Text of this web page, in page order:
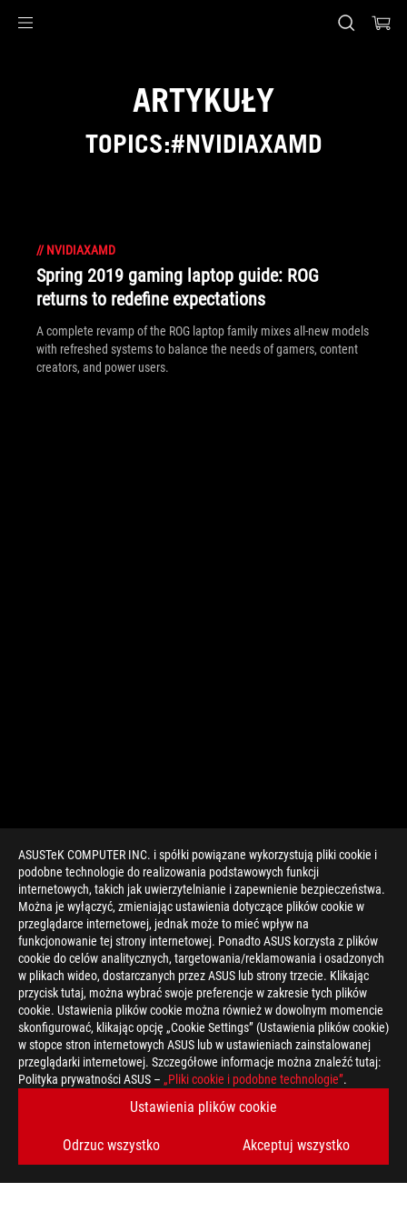
ASUSTeK COMPUTER INC. i spółki powiązane wykorzystują pliki cookie i
podobne technologie do realizowania podstawowych funkcji
internetowych, takich jak uwierzytelnianie i zapewnienie bezpieczeństwa.
Można je wyłączyć, zmieniając ustawienia dotyczące plików cookie w
przeglądarce internetowej, jednak może to mieć wpływ na
funkcjonowanie tej strony internetowej. Ponadto ASUS korzysta z plików
cookie do celów analitycznych, targetowania/reklamowania i osadzonych
w plikach wideo, dostarczanych przez ASUS lub strony trzecie. Klikając
przycisk tutaj, można wybrać swoje preferencje w zakresie tych plików
cookie. Ustawienia plików cookie można również w dowolnym momencie
skonfigurować, klikając opcję „Cookie Settings” (Ustawienia plików cookie)
w stopce stron internetowych ASUS lub w ustawieniach zainstalowanej
przeglądarki internetowej. Szczegółowe informacje można znaleźć tutaj:
Polityka prywatności ASUS – „Pliki cookie i podobne technologie”.
Ustawienia plików cookie
Odrzuc wszystko Akceptuj wszystko
ARTYKUŁY
TOPICS:#NVIDIAXAMD
// NVIDIAXAMD
Spring 2019 gaming laptop guide: ROG
returns to redefine expectations
A complete revamp of the ROG laptop family mixes all-new models
with refreshed systems to balance the needs of gamers, content
creators, and power users.
> GAMING NVIDIAXAMD
OBSŁUGIWANE TYPY PŁATNOŚCI
UZYSKAJ NAJNOWSZE OFERTY I WIĘCEJ
ZAREJESTRUJ
SIĘ